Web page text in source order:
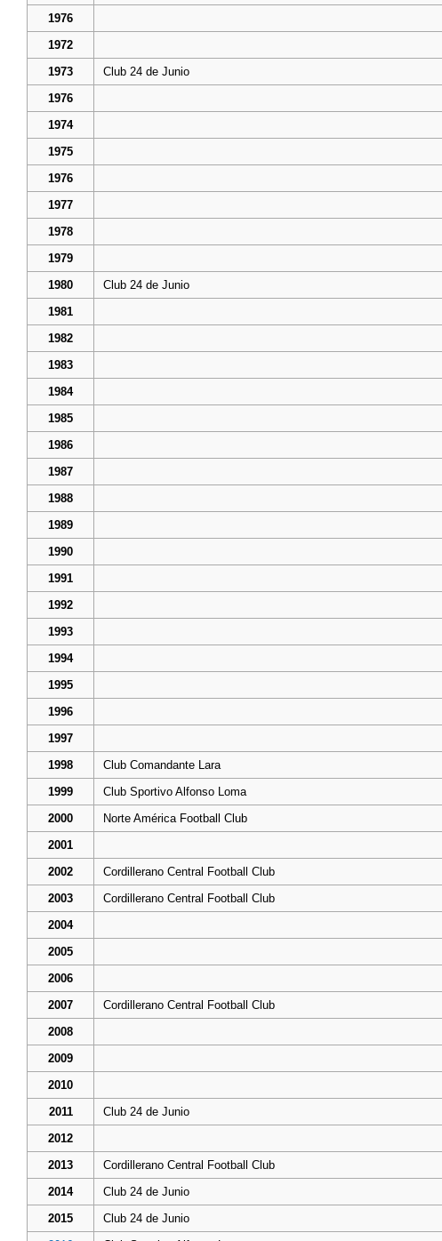
1976
1972
1973
Club 24 de Junio
1976
1974
1975
1976
1977
1978
1979
1980
Club 24 de Junio
1981
1982
1983
1984
1985
1986
1987
1988
1989
1990
1991
1992
1993
1994
1995
1996
1997
1998
Club Comandante Lara
1999
Club Sportivo Alfonso Loma
2000
Norte América Football Club
2001
2002
Cordillerano Central Football Club
2003
Cordillerano Central Football Club
2004
2005
2006
2007
Cordillerano Central Football Club
2008
2009
2010
2011
Club 24 de Junio
2012
2013
Cordillerano Central Football Club
2014
Club 24 de Junio
2015
Club 24 de Junio